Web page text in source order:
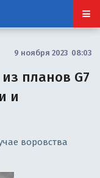
9 ноября 2023 08:03
планов G7
и
воровства